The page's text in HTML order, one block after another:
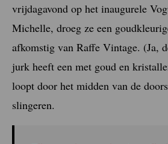
vrijdagavond op het inaugurele
Michelle, droeg ze een
afkomstig van Raffe Vintage. (Ja,
jurk heeft een met goud en
loopt door het midden van de
slingeren.